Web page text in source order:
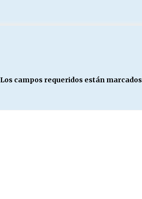
Los campos requeridos están marcados